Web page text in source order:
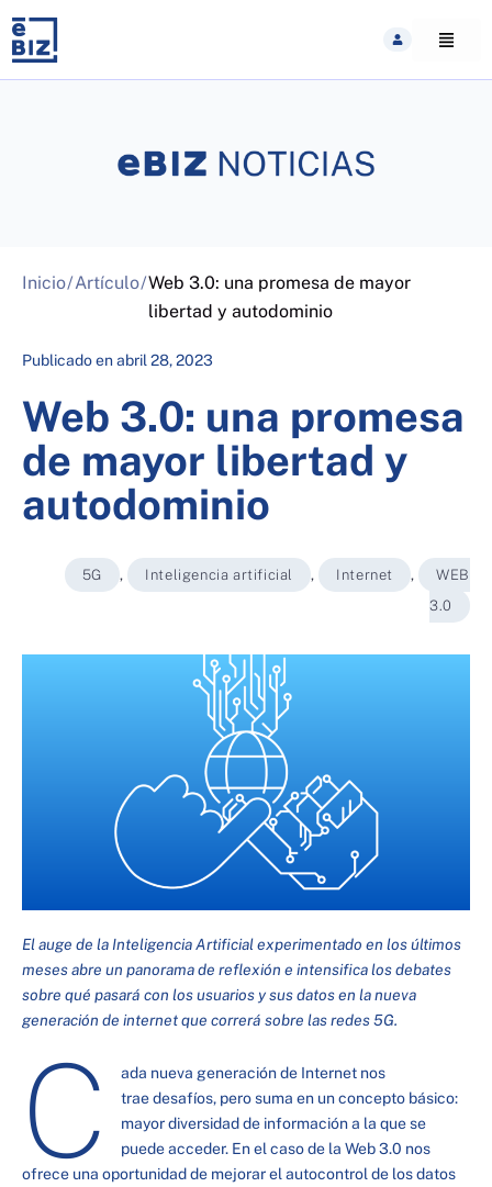
content
Inicio/Artículo/Web 3.0: una promesa de mayor
libertad y autodominio
Publicado enabril 28, 2023
Web 3.0: una promesa
de mayor libertad y
autodominio
5G , Inteligencia artificial , Internet ,
WEB
3.0
El auge de la Inteligencia Artificial experimentado en los últimos
meses abre un panorama de reflexión e intensifica los debates
sobre qué pasará con los usuarios y sus datos en la nueva
generación de internet que correrá sobre las redes 5G.
C
ada nueva generación de Internet nos
trae desafíos, pero suma en un concepto básico:
mayor diversidad de información a la que se
puede acceder. En el caso de la Web 3.0 nos
ofrece una oportunidad de mejorar el autocontrol de los datos